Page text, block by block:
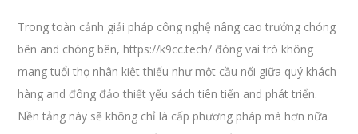
Trong toàn cảnh giải pháp công nghệ nâng cao trưởng chóng
bên and chóng bên, https://k9cc.tech/ đóng vai trò không
mang tuổi thọ nhân kiệt thiếu như một cầu nối giữa quý khách
hàng and đông đảo thiết yếu sách tiên tiến and phát triển.
Nền tảng này sẽ không chỉ là cấp phương pháp mà hơn nữa